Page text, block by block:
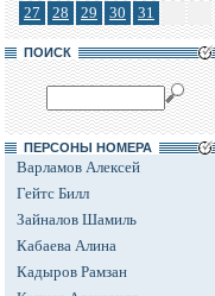
27
28 29 30 31
ПОИСК
ПЕРСОНЫ НОМЕРА
Варламов Алексей
Гейтс Билл
Зайналов Шамиль
Кабаева Алина
Кадыров Рамзан